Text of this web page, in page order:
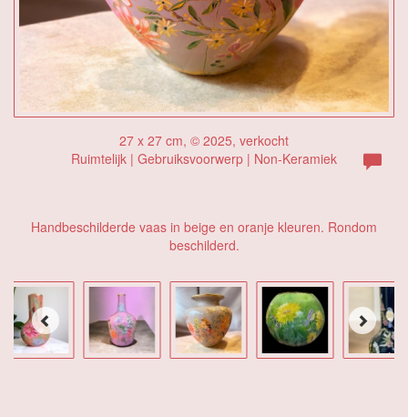
27 x 27 cm, © 2025, verkocht
Ruimtelijk | Gebruiksvoorwerp | Non-Keramiek
Handbeschilderde vaas in beige en oranje kleuren. Rondom
beschilderd.